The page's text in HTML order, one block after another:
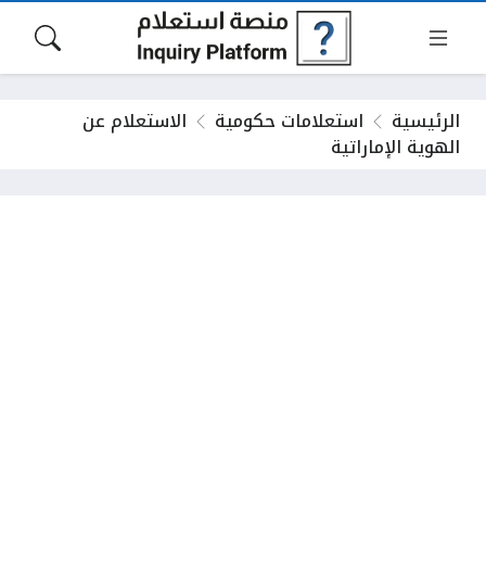
الرئيسية استعلامات حكومية الاستعلام عن
الهوية الإماراتية